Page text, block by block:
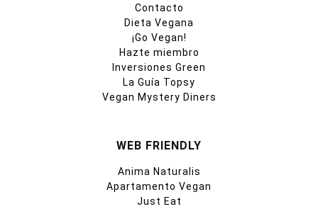
Contacto
Dieta Vegana
¡Go Vegan!
Hazte miembro
Inversiones Green
La Guía Topsy
Vegan Mystery Diners
WEB FRIENDLY
Anima Naturalis
Apartamento Vegan
Just Eat